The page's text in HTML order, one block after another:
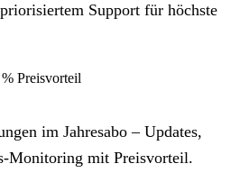
Support für höchste
Preisvorteil
im Jahresabo – Updates,
mit Preisvorteil.